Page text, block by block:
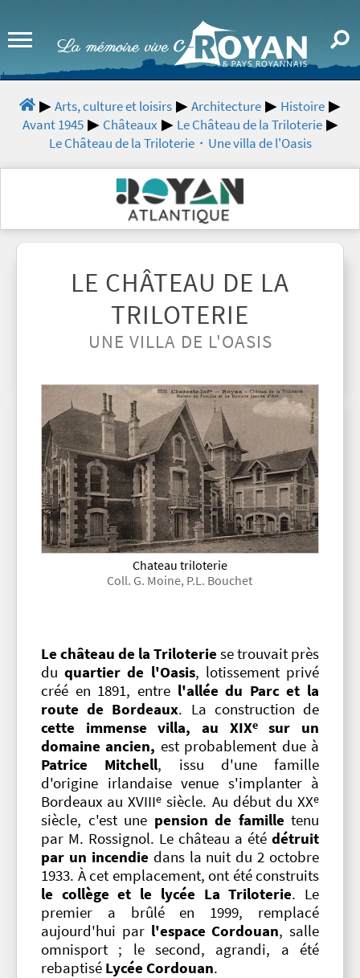
Arts, culture et loisirs Architecture
Histoire
Avant 1945
Châteaux
Le Château de la Triloterie
Le Château de la Triloterie・Une villa de l'Oasis
LE CHÂTEAU DE LA
TRILOTERIE
UNE VILLA DE L'OASIS
Chateau triloterie
Coll. G. Moine, P.L. Bouchet
Le château de la Triloterie se trouvait près
duquartier de l'Oasis, lotissement privé
créé en 1891, entre l'allée du Parc et la
route de Bordeaux. La construction de
cette immense villa, au XIXesur un
domaine ancien, est probablement due à
Patrice Mitchell, issu d'une famille
d'origine irlandaise venue s'implanter à
Bordeaux au XVIIIe siècle. Au début du XXe
siècle, c'est une pension de famille tenu
par M. Rossignol. Le château a été détruit
par un incendie dans la nuit du 2 octobre
1933. À cet emplacement, ont été construits
le collège et le lycée La Triloterie. Le
premier a brûlé en 1999, remplacé
aujourd'hui par l'espace Cordouan, salle
omnisport ; le second, agrandi, a été
rebaptisé Lycée Cordouan.